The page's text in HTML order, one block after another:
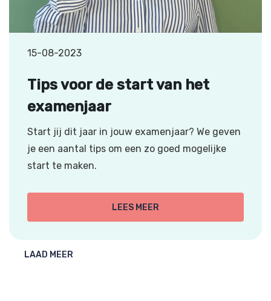
15-08-2023
Tips voor de start van het
examenjaar
Start jij dit jaar in jouw examenjaar? We geven
je een aantal tips om een zo goed mogelijke
start te maken.
LEES MEER
LAAD MEER